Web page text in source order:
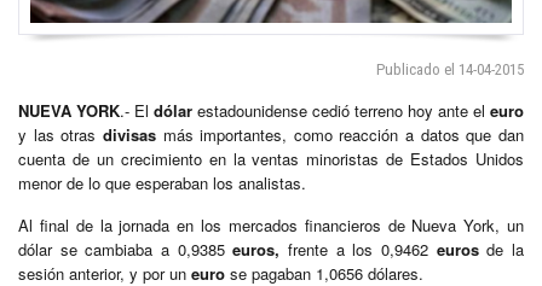
Publicado el 14-04-2015
NUEVA YORK.- El dólar estadounidense cedió terreno hoy ante el euro
y las otras divisasmás importantes, como reacción a datos que dan
cuenta de un crecimiento en la ventas minoristas de Estados Unidos
menor de lo que esperaban los analistas.
Al final de la jornada en los mercados financieros de Nueva York, un
dólar se cambiaba a 0,9385euros, frente a los 0,9462 eurosde la
sesión anterior, y por un euro se pagaban 1,0656 dólares.